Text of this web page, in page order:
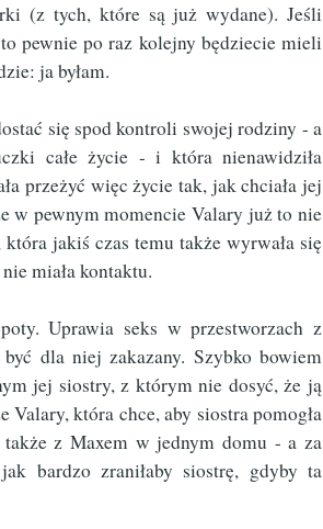
(z tych, które są już wydane). Jeśli
pewnie po raz kolejny będziecie mieli
ja byłam.
się spod kontroli swojej rodziny - a
całe życie - i która nienawidziła
przeżyć więc życie tak, jak chciała jej
w pewnym momencie Valary już to nie
jakiś czas temu także wyrwała się
miała kontaktu.
Uprawia seks w przestworzach z
dla niej zakazany. Szybko bowiem
jej siostry, z którym nie dosyć, że ją
Valary, która chce, aby siostra pomogła
z Maxem w jednym domu - a za
bardzo zraniłaby siostrę, gdyby ta